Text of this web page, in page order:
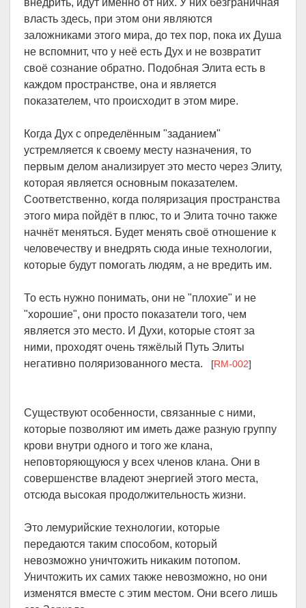
власть здесь, при этом они являются
заложниками этого мира, до тех пор, пока их Душа
не вспомнит, что у неё есть Дух и не возвратит
своё сознание обратно. Подобная Элита есть в
каждом пространстве, она и является
показателем, что происходит в этом мире.
Когда Дух с определённым "заданием"
устремляется к своему месту назначения, то
первым делом анализирует это место через Элиту,
которая является основным показателем.
Соответственно, когда поляризация пространства
этого мира пойдёт в плюс, то и Элита точно также
начнёт меняться. Будет менять своё отношение к
человечеству и внедрять сюда иные технологии,
которые будут помогать людям, а не вредить им.
То есть нужно понимать, они не "плохие" и не
"хорошие", они просто показатели того, чем
является это место. И Духи, которые стоят за
ними, проходят очень тяжёлый Путь Элиты
негативно поляризованного места. [RM-002]
Существуют особенности, связанные с ними,
которые позволяют им иметь даже разную группу
крови внутри одного и того же клана,
неповторяющуюся у всех членов клана. Они в
совершенстве владеют энергией этого места,
отсюда высокая продолжительность жизни.
Это лемурийские технологии, которые
передаются таким способом, который
невозможно уничтожить никаким потопом.
Уничтожить их самих также невозможно, но они
изменятся вместе с этим местом. Они всего лишь